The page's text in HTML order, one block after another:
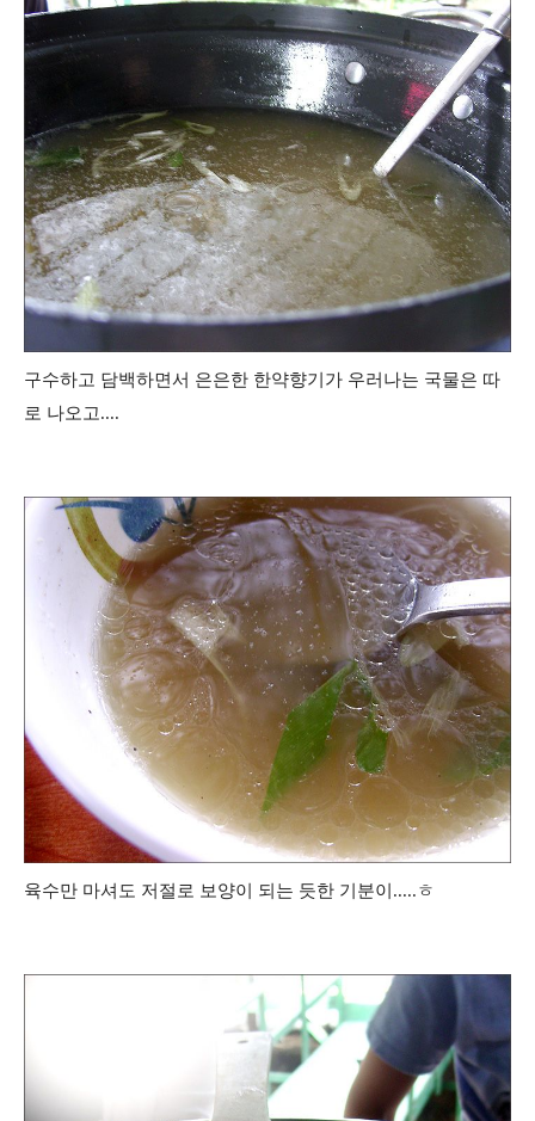
구수하고 담백하면서 은은한 한약향기가 우러나는 국물은 따
로 나오고....
육수만 마셔도 저절로 보양이 되는 듯한 기분이.....ㅎ